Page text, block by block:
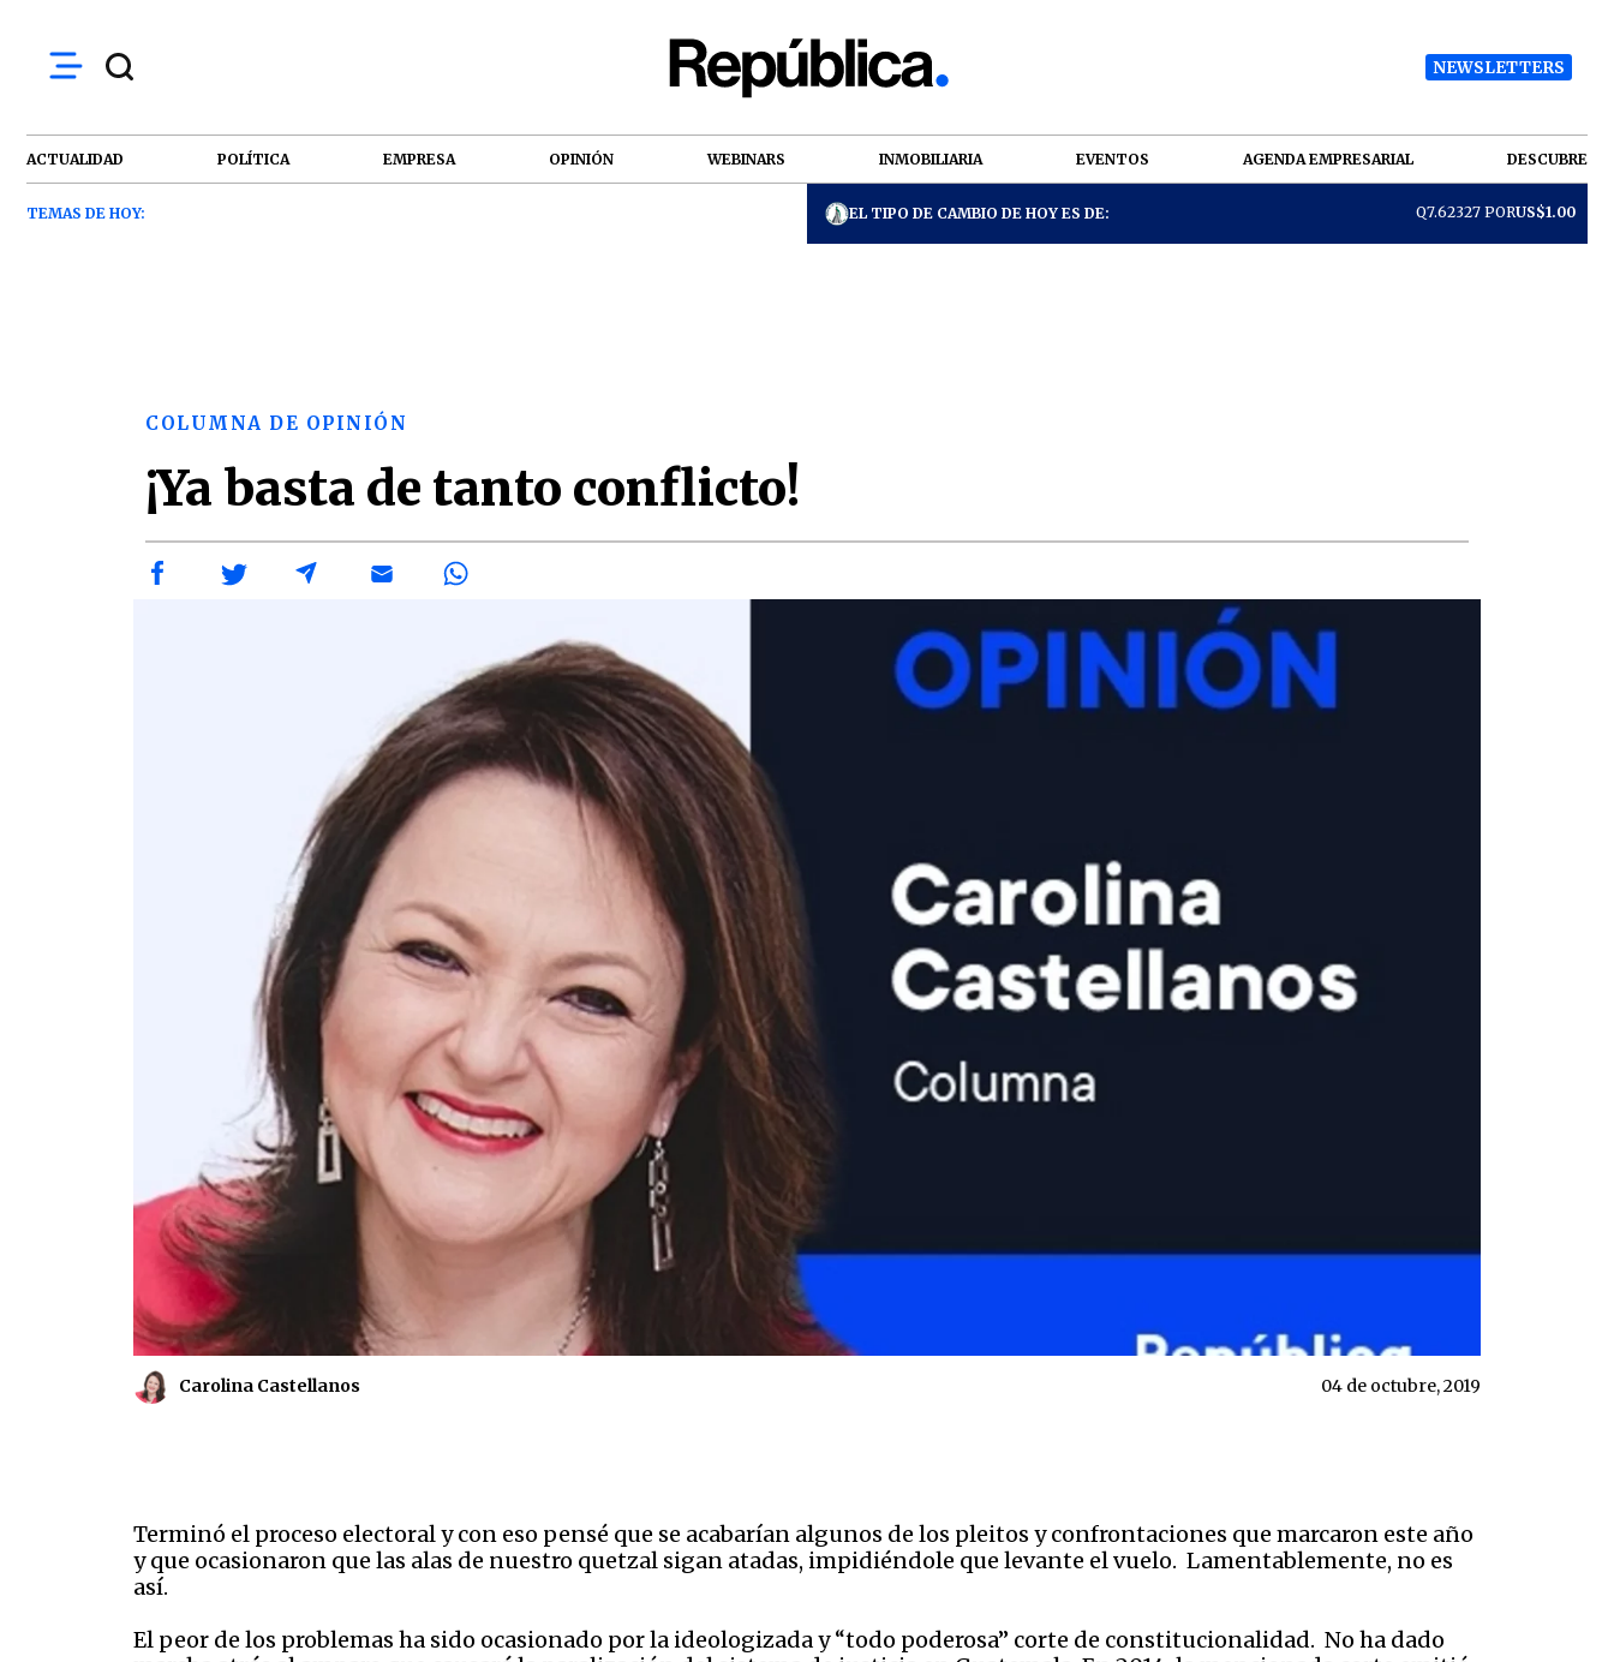
NEWSLETTERS
ACTUALIDAD POLÍTICA EMPRESA OPINIÓN WEBINARS INMOBILIARIA EVENTOS AGENDA EMPRESARIAL DESCUBRE
TEMAS DE HOY: EL TIPO DE CAMBIO DE HOY ES DE: Q7.62327 PORUS$1.00
COLUMNA DE OPINIÓN
¡Ya basta de tanto conflicto!
Carolina Castellanos 04 de octubre, 2019
Terminó el proceso electoral y con eso pensé que se acabarían algunos de los pleitos y confrontaciones que marcaron este año
y que ocasionaron que las alas de nuestro quetzal sigan atadas, impidiéndole que levante el vuelo. Lamentablemente, no es
así.
El peor de los problemas ha sido ocasionado por la ideologizada y “todo poderosa” corte de constitucionalidad. No ha dado